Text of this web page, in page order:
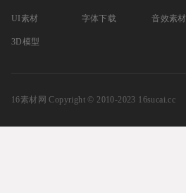
UI素材
3D模型
字体下载 音效素材
16素材网 Copyright © 2010-2023 16sucai.cc